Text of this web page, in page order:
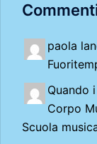
paola
Quando
Corpo
Scuola